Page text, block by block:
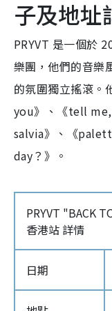
子及地址
PRYVT 是一個於
樂團，他們的音樂
的氛圍獨立搖滾
you》、《tell
salvia》、《
day？》。
PRYVT "BACK
香港站 詳情
日期